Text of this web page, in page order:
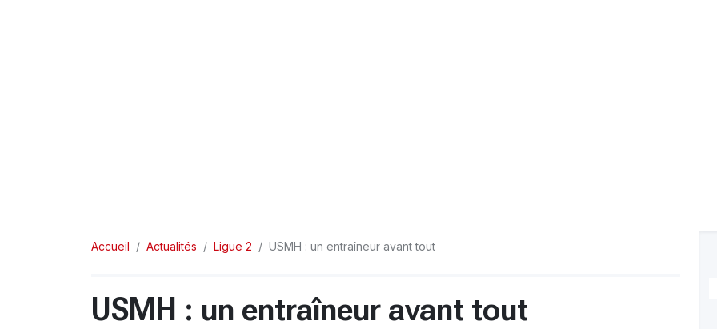
Accueil Actualités Ligue 2 USMH : un entraîneur avant tout
USMH : un entraîneur avant tout